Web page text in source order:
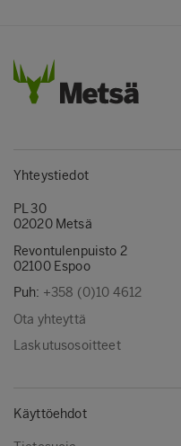
Yhteystiedot
PL 30
02020 Metsä
Revontulenpuisto 2
02100 Espoo
Puh: +358 (0)10 4612
Ota yhteyttä
Laskutusosoitteet
Käyttöehdot